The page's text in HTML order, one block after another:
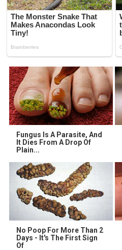
Fungus Is A Parasite, And
It Dies From A Drop Of
Plain...
No Poop For More Than 2
Days - It's The First Sign
Of